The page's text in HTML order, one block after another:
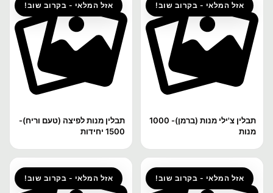
אזל המלאי - בקרוב שוב!
תבלין צ'ילי מנות (ברמן)- 1000
מנות
אזל המלאי - בקרוב שוב!
תבלין מנות לפיצה (טעם וריח)-
1500 יחידות
אזל המלאי - בקרוב שוב! אזל המלאי - בקרוב שוב!